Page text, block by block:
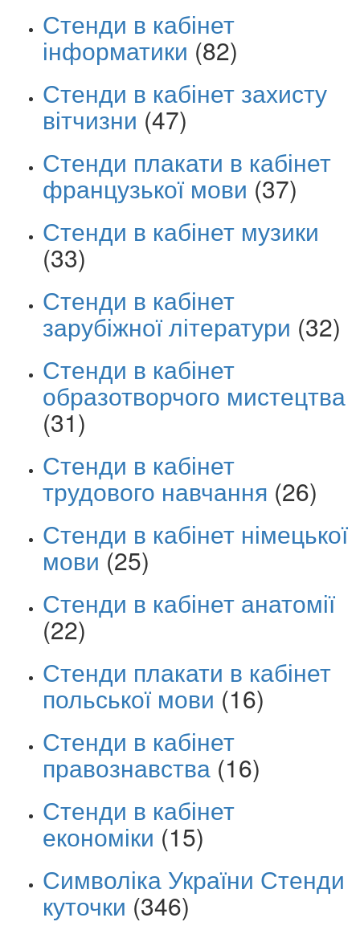
Стенди в кабінет
інформатики (82)
Стенди в кабінет захисту
вітчизни (47)
Стенди плакати в кабінет
французької мови (37)
Стенди в кабінет музики
(33)
Стенди в кабінет
зарубіжної літератури (32)
Стенди в кабінет
образотворчого мистецтва
(31)
Стенди в кабінет
трудового навчання (26)
Стенди в кабінет німецької
мови (25)
Стенди в кабінет анатомії
(22)
Стенди плакати в кабінет
польської мови (16)
Стенди в кабінет
правознавства (16)
Стенди в кабінет
економіки (15)
Символіка України Стенди
куточки (346)